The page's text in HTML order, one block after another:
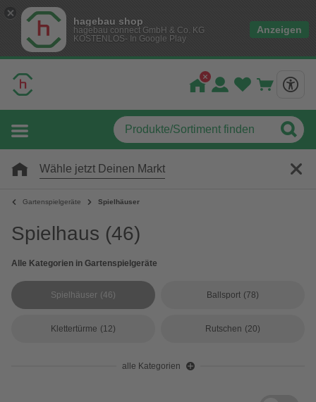
hagebau shop
hagebau connect GmbH & Co. KG
KOSTENLOS- In Google Play
Anzeigen
Wähle jetzt Deinen Markt
Gartenspielgeräte Spielhäuser
Spielhaus (46)
Alle Kategorien in Gartenspielgeräte
Spielhäuser (46) Ballsport (78)
Klettertürme (12) Rutschen (20)
alle Kategorien